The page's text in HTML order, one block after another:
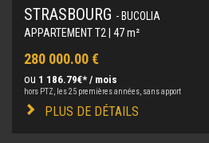
STRASBOURG - BUCOLIA
APPARTEMENT T2 | 47 m²
280 000.00 €
ou 1 186.79€* / mois
hors PTZ, les 25 premières années, sans apport
PLUS DE DÉTAILS